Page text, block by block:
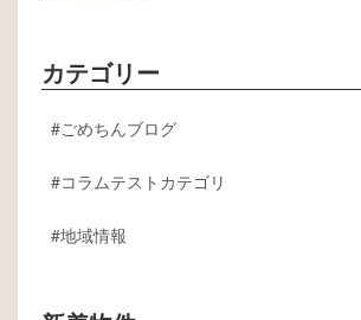
カテゴリー
ごめちんブログ
コラムテストカテゴリ
地域情報